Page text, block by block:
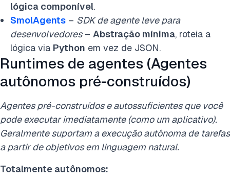
lógica componível.
SmolAgents – SDK de agente leve para
desenvolvedores– Abstração mínima, roteia a
lógica via Python em vez de JSON.
Runtimes de agentes (Agentes
autônomos pré-construídos)
Agentes pré-construídos e autossuficientes que você
pode executar imediatamente (como um aplicativo).
Geralmente suportam a execução autônoma de tarefas
a partir de objetivos em linguagem natural.
Totalmente autônomos: